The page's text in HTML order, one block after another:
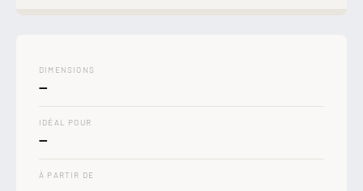
DIMENSIONS
—
IDÉAL POUR
—
À PARTIR DE